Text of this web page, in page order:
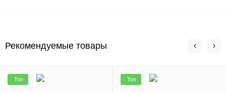
Рекомендуемые товары
Топ Топ